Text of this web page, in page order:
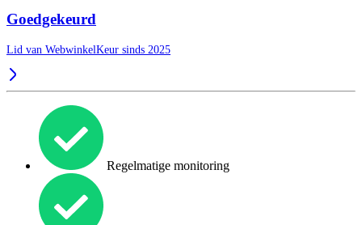
Goedgekeurd
Lid van WebwinkelKeur sinds 2025
Regelmatige monitoring